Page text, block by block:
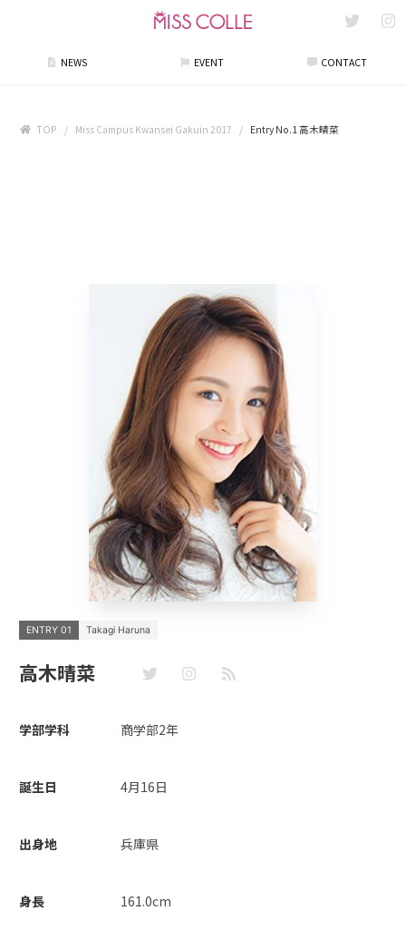
NEWS EVENT CONTACT
TOP Miss Campus Kwansei Gakuin 2017 Entry No.1 高木晴菜
ENTRY 01 Takagi Haruna
高木晴菜
学部学科 商学部2年
誕生日 4月16日
出身地 兵庫県
身長 161.0cm